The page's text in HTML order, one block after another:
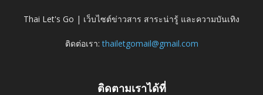
Thai Let's Go | เว็บไซต์ข่าวสาร สาระน่ารู้ และความบันเทิง
ติดต่อเรา:thailetgomail@gmail.com
ติดตามเราได้ที่